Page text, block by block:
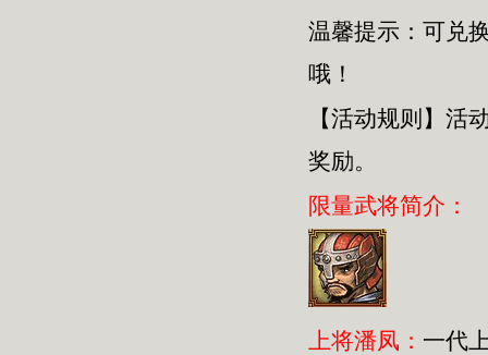
温馨提示：可兑
哦！
【活动规则】活
奖励。
限量武将简介：
上将潘凤： 一代